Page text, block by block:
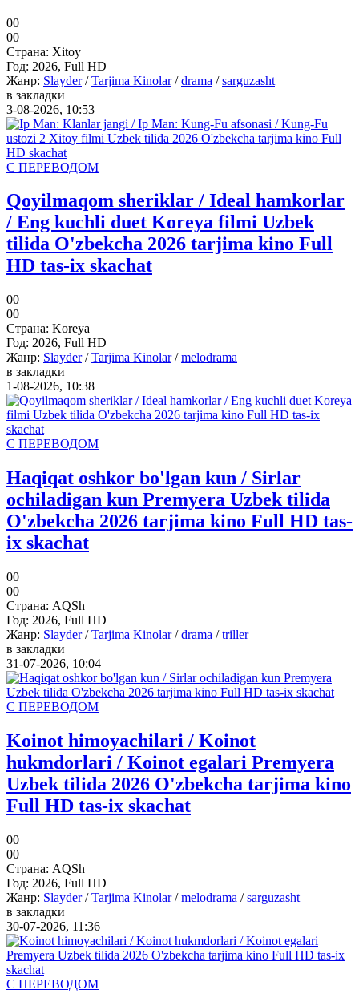
00
00
Страна: Xitoy
Год: 2026, Full HD
Жанр: Slayder/Tarjima Kinolar/drama /sarguzasht
в закладки
3-08-2026, 10:53
С ПЕРЕВОДОМ
Qoyilmaqom sheriklar / Ideal hamkorlar
/ Eng kuchli duet Koreya filmi Uzbek
tilida O'zbekcha 2026 tarjima kino Full
HD tas-ix skachat
00
00
Страна: Koreya
Год: 2026, Full HD
Жанр: Slayder/Tarjima Kinolar/melodrama
в закладки
1-08-2026, 10:38
С ПЕРЕВОДОМ
Haqiqat oshkor bo'lgan kun / Sirlar
ochiladigan kun Premyera Uzbek tilida
O'zbekcha 2026 tarjima kino Full HD tas-
ix skachat
00
00
Страна: AQSh
Год: 2026, Full HD
Жанр: Slayder/Tarjima Kinolar/drama /triller
в закладки
31-07-2026, 10:04
С ПЕРЕВОДОМ
Koinot himoyachilari / Koinot
hukmdorlari / Koinot egalari Premyera
Uzbek tilida 2026 O'zbekcha tarjima kino
Full HD tas-ix skachat
00
00
Страна: AQSh
Год: 2026, Full HD
Жанр: Slayder/Tarjima Kinolar/melodrama /sarguzasht
в закладки
30-07-2026, 11:36
С ПЕРЕВОДОМ